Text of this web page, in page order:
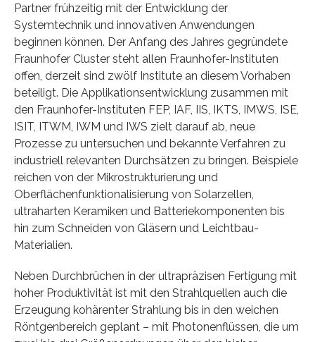
Partner frühzeitig mit der Entwicklung der
Systemtechnik und innovativen Anwendungen
beginnen können. Der Anfang des Jahres gegründete
Fraunhofer Cluster steht allen Fraunhofer-Instituten
offen, derzeit sind zwölf Institute an diesem Vorhaben
beteiligt. Die Applikationsentwicklung zusammen mit
den Fraunhofer-Instituten FEP, IAF, IIS, IKTS, IMWS, ISE,
ISIT, ITWM, IWM und IWS zielt darauf ab, neue
Prozesse zu untersuchen und bekannte Verfahren zu
industriell relevanten Durchsätzen zu bringen. Beispiele
reichen von der Mikrostrukturierung und
Oberflächenfunktionalisierung von Solarzellen,
ultraharten Keramiken und Batteriekomponenten bis
hin zum Schneiden von Gläsern und Leichtbau-
Materialien.
Neben Durchbrüchen in der ultrapräzisen Fertigung mit
hoher Produktivität ist mit den Strahlquellen auch die
Erzeugung kohärenter Strahlung bis in den weichen
Röntgenbereich geplant – mit Photonenflüssen, die um